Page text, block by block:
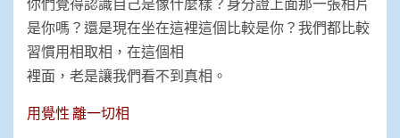
你們覺得認識自己是像什麼樣？身分證上面那一張相片
是你嗎？還是現在坐在這裡這個比較是你？我們都比較
習慣用相取相，在這個相
裡面，老是讓我們看不到真相。
用覺性 離一切相